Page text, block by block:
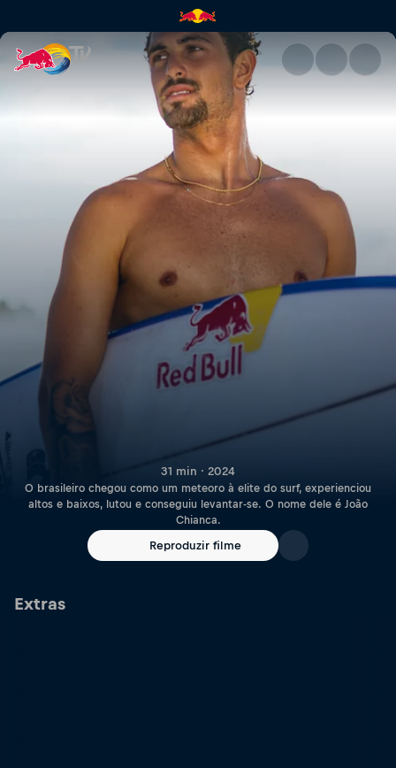
O Meu Nome é João Chianca
31 min · 2024
O brasileiro chegou como um meteoro à elite do surf, experienciou
altos e baixos, lutou e conseguiu levantar-se. O nome dele é João
Chianca.
Reproduzir filme
Extras